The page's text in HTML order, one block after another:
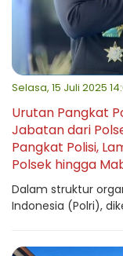
Selasa, 15 Juli 2025
Urutan Pangkat
Jabatan dari
Pangkat Polisi,
Polsek hingga
Dalam struktur
Indonesia (Polri),